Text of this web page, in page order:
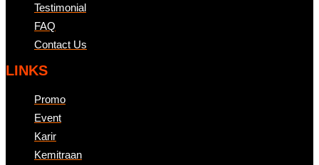
Testimonial
FAQ
Contact Us
LINKS
Promo
Event
Karir
Kemitraan